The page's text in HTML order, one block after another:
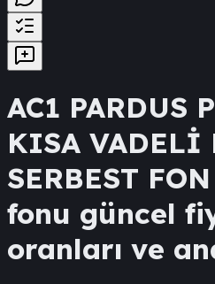
AC1 PARDUS
KISA VADELİ
SERBEST FON
fonu güncel
oranları ve